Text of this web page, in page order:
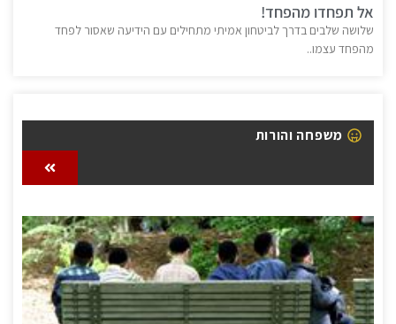
אל תפחדו מהפחד!
שלושה שלבים בדרך לביטחון אמיתי מתחילים עם הידיעה שאסור לפחד
מהפחד עצמו..
משפחה והורות